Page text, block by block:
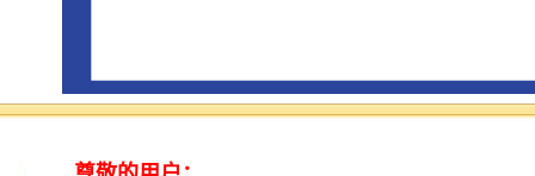
我们全体员工以饱满的热情，期待与五湖四海的新老朋